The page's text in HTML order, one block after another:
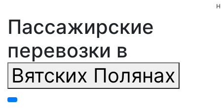
Пассажирские
перевозки в
Вятских Полянах